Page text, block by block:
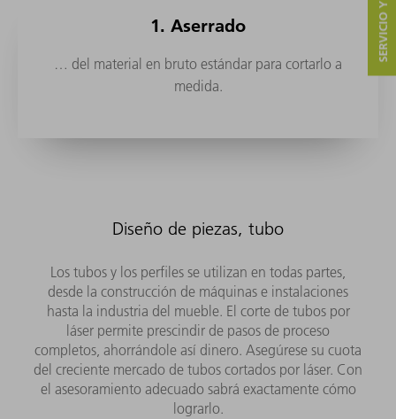
1. Aserrado
… del material en bruto estándar para cortarlo a
medida.
Diseño de piezas, tubo
Los tubos y los perfiles se utilizan en todas partes,
desde la construcción de máquinas e instalaciones
hasta la industria del mueble. El corte de tubos por
láser permite prescindir de pasos de proceso
completos, ahorrándole así dinero. Asegúrese su cuota
del creciente mercado de tubos cortados por láser. Con
el asesoramiento adecuado sabrá exactamente cómo
lograrlo.